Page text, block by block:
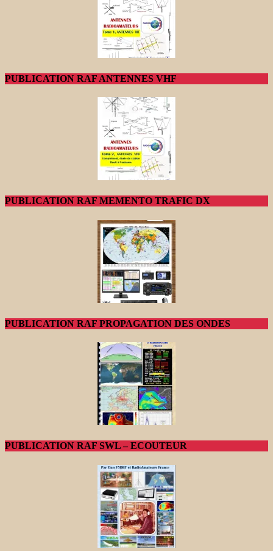
PUBLICATION RAF ANTENNES VHF
PUBLICATION RAF MEMENTO TRAFIC DX
PUBLICATION RAF PROPAGATION DES ONDES
PUBLICATION RAF SWL – ECOUTEUR